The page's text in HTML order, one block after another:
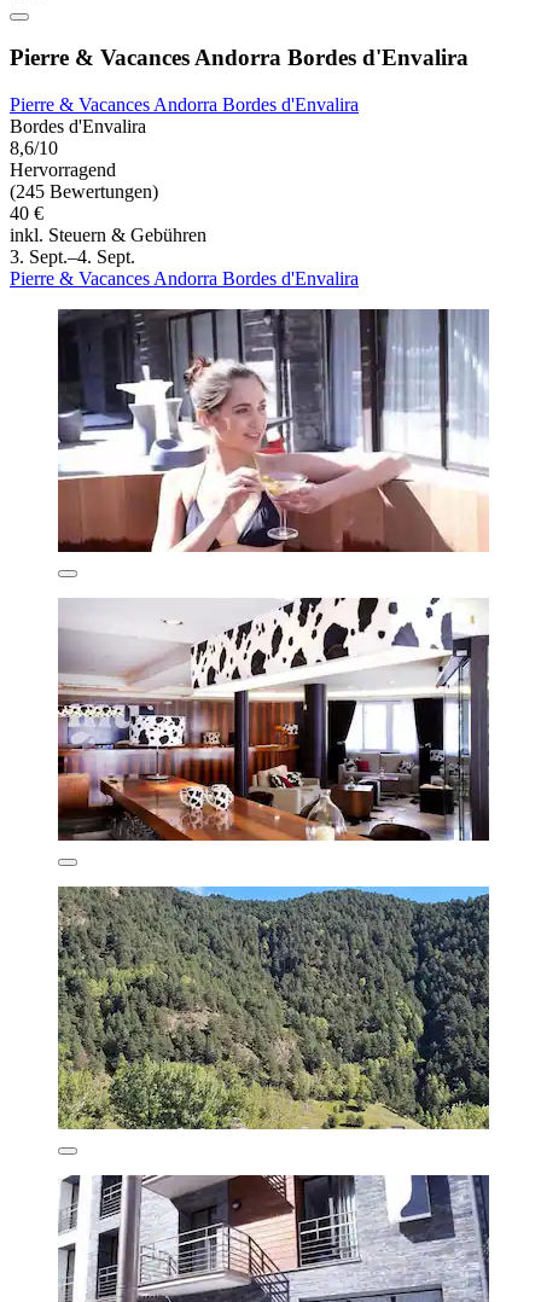
Pierre & Vacances Andorra Bordes d'Envalira
Pierre & Vacances Andorra Bordes d'Envalira
Bordes d'Envalira
8,6/10
Hervorragend
(245 Bewertungen)
40 €
inkl. Steuern & Gebühren
3. Sept.–4. Sept.
Pierre & Vacances Andorra Bordes d'Envalira